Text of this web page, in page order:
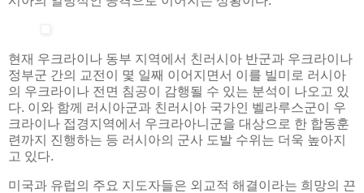
현재 우크라이나 동부 지역에서 친러시아 반군과 우크라이나
정부군 간의 교전이 몇 일째 이어지면서 이를 빌미로 러시아
의 우크라이나 전면 침공이 감행될 수 있는 분석이 나오고 있
다. 이와 함께 러시아군과 친러시아 국가인 벨라루스군이 우
크라이나 접경지역에서 우크라아니군을 대상으로 한 합동훈
련까지 진행하는 등 러시아의 군사 도발 수위는 더욱 높아지
고 있다.
미국과 유럽의 주요 지도자들은 외교적 해결이라는 희망의 끈